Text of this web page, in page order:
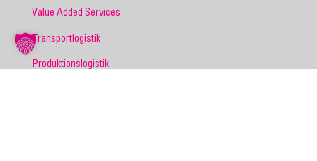
Value Added Services
Transportlogistik
Produktionslogistik